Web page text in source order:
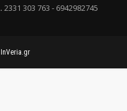
. 2331 303 763 - 6942982745
InVeria.gr